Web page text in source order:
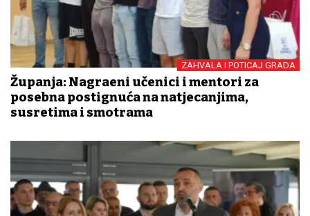
ZAHVALA I POTICAJ GRADA
Županja: Nagrađeni učenici i mentori za
posebna postignuća na natjecanjima,
susretima i smotrama